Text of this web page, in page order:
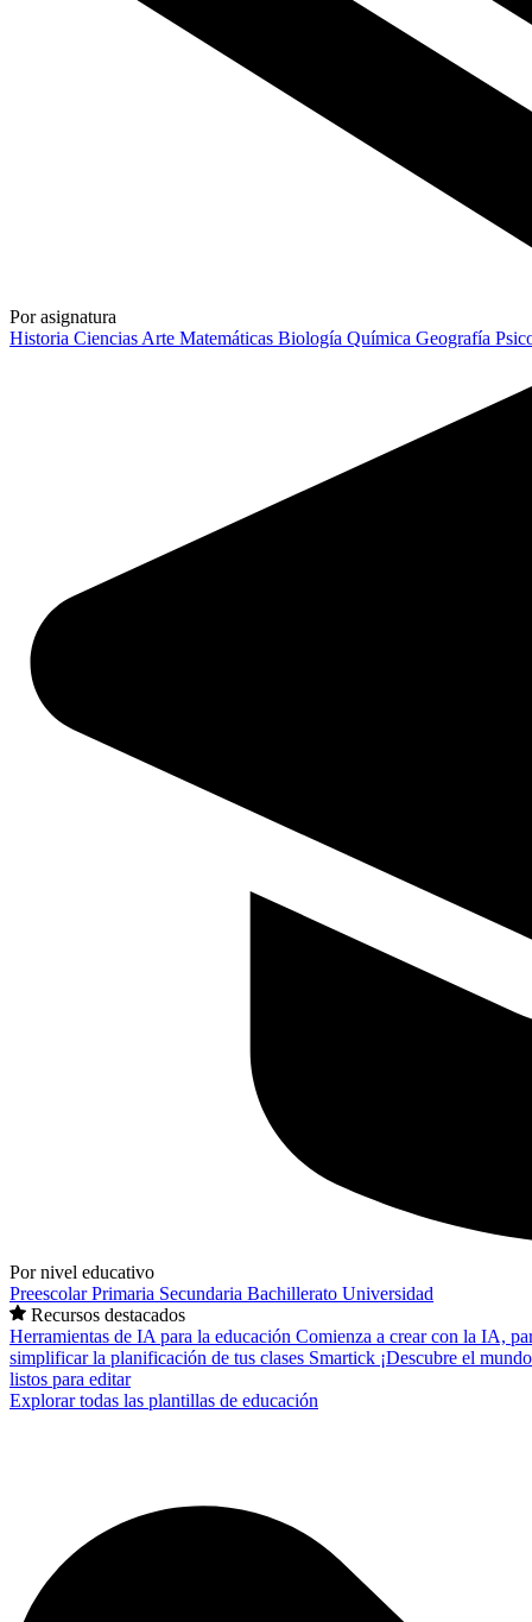
Por asignatura
Historia Ciencias Arte Matemáticas Biología Química Geografía
Por nivel educativo
PreescolarPrimaria Secundaria Bachillerato Universidad
Recursos destacados
Herramientas de IA para la educación Comienza a crear con la IA,
simplificar la planificación de tus clases Smartick ¡Descubre el
listos para editar
Explorar todas las plantillas de educación